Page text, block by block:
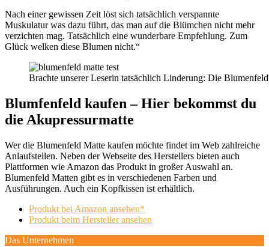
Nach einer gewissen Zeit löst sich tatsächlich verspannte
Muskulatur was dazu führt, das man auf die Blümchen nicht mehr
verzichten mag. Tatsächlich eine wunderbare Empfehlung. Zum
Glück welken diese Blumen nicht.“
Brachte unserer Leserin tatsächlich Linderung: Die
Blumfenfeld kaufen – Hier bekommst du
die Akupressurmatte
Wer die Blumenfeld Matte kaufen möchte findet im Web zahlreiche
Anlaufstellen. Neben der Webseite des Herstellers bieten auch
Plattformen wie Amazon das Produkt in großer Auswahl an.
Blumenfeld Matten gibt es in verschiedenen Farben und
Ausführungen. Auch ein Kopfkissen ist erhältlich.
Produkt bei Amazon ansehen*
Produkt beim Hersteller ansehen
Das Unternehmen